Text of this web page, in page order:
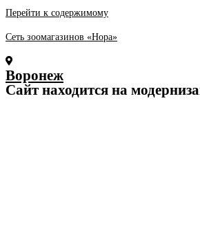
Перейти к содержимому
Сеть зоомагазинов «Нора»
Воронеж
Cайт находится на